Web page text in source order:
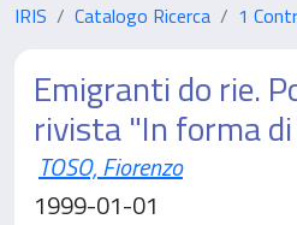
IRIS Catalogo Ricerca 1
Emigranti do rie.
rivista "In forma
TOSO, Fiorenzo
1999-01-01